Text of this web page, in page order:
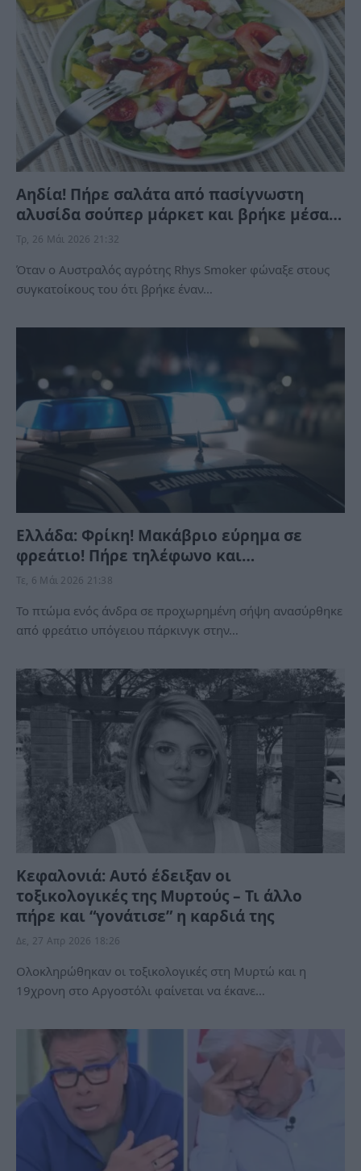
Αηδία! Πήρε σαλάτα από πασίγνωστη
αλυσίδα σούπερ μάρκετ και βρήκε μέσα…
Τρ, 26 Μάι 2026 21:32
Όταν ο Αυστραλός αγρότης Rhys Smoker φώναξε στους
συγκατοίκους του ότι βρήκε έναν…
Ελλάδα: Φρίκη! Μακάβριο εύρημα σε
φρεάτιο! Πήρε τηλέφωνο και…
Τε, 6 Μάι 2026 21:38
Το πτώμα ενός άνδρα σε προχωρημένη σήψη ανασύρθηκε
από φρεάτιο υπόγειου πάρκινγκ στην…
Κεφαλονιά: Αυτό έδειξαν οι
τοξικολογικές της Μυρτούς – Τι άλλο
πήρε και “γονάτισε” η καρδιά της
Δε, 27 Απρ 2026 18:26
Ολοκληρώθηκαν οι τοξικολογικές στη Μυρτώ και η
19χρονη στο Αργοστόλι φαίνεται να έκανε…